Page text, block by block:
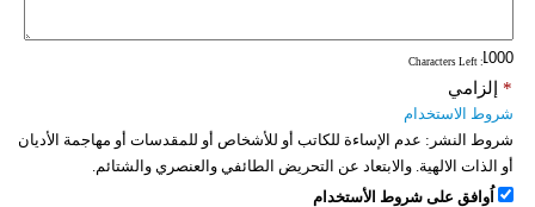
: Characters Left
إلزامي *
شروط الاستخدام
شروط النشر: عدم الإساءة للكاتب أو للأشخاص أو للمقدسات أو مهاجمة الأديان
أو الذات الالهية. والابتعاد عن التحريض الطائفي والعنصري والشتائم.
اُوافق على شروط الأستخدام